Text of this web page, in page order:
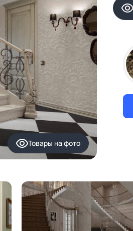
Товары на фото